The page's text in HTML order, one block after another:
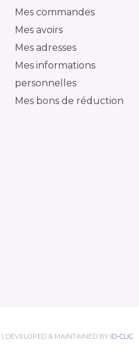
Mes commandes
Mes avoirs
Mes adresses
Mes informations
personnelles
Mes bons de réduction
DEVELOPED & MAINTAINED BY ID-CLIC